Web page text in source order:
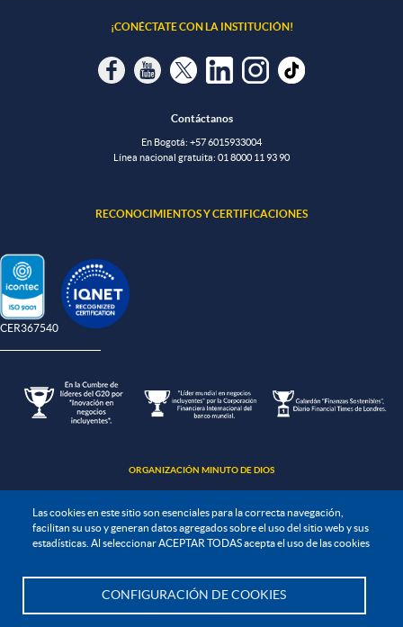
Las cookies en este sitio son esenciales para la correcta navegación,
facilitan su uso y generan datos agregados sobre el uso del sitio web y sus
estadísticas. Al seleccionar ACEPTAR TODAS acepta el uso de las cookies
CONFIGURACIÓN DE COOKIES
¡CONÉCTATE CON LA INSTITUCIÓN!
Contáctanos
En Bogotá: +57 6015933004
Línea nacional gratuita: 01 8000 11 93 90
RECONOCIMIENTOS Y CERTIFICACIONES
CER367540
ORGANIZACIÓN MINUTO DE DIOS
Política de protección de datos